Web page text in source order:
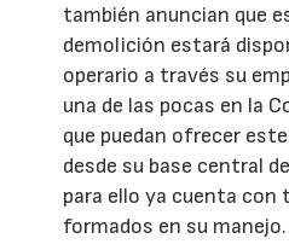
también anuncian que
demolición estará
operario a través su
una de las pocas en la
que puedan ofrecer
desde su base central
para ello ya cuenta con
formados en su manejo.